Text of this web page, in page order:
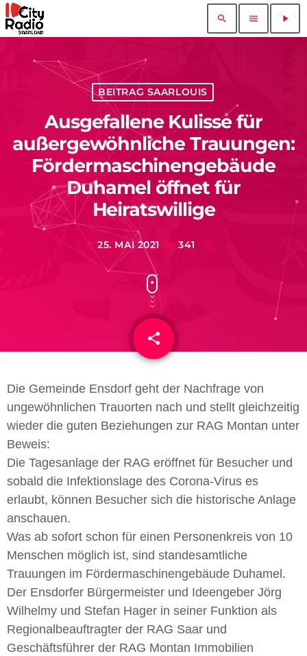
search menu play_arrow
BEITRAG SAARLOUIS
Ausgefallene Kulisse für
außergewöhnliche Trauungen:
Fördermaschinengebäude
Duhamel öffnet für
Heiratswillige
today 25. MAI 2021 341
share
email
Die Gemeinde Ensdorf geht der Nachfrage von
ungewöhnlichen Trauorten nach und stellt gleichzeitig
wieder die guten Beziehungen zur RAG Montan unter
Beweis:
Die Tagesanlage der RAG eröffnet für Besucher und
sobald die Infektionslage des Corona-Virus es
erlaubt, können Besucher sich die historische Anlage
anschauen.
Was ab sofort schon für einen Personenkreis von 10
Menschen möglich ist, sind standesamtliche
Trauungen im Fördermaschinengebäude Duhamel.
Der Ensdorfer Bürgermeister und Ideengeber Jörg
Wilhelmy und Stefan Hager in seiner Funktion als
Regionalbeauftragter der RAG Saar und
Geschäftsführer der RAG Montan Immobilien